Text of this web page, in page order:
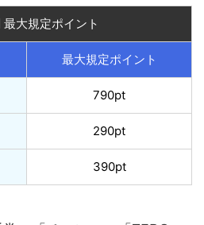
最大規定ポイント
最大規定ポイント
790pt
290pt
390pt